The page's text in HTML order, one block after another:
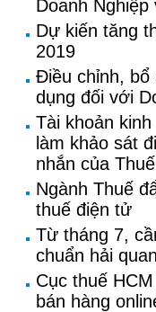
Doanh
Dự kiến tăng
2019
Điều chỉnh, bổ
dụng đối với
Tài khoản
làm khảo sát
nhắn của Thuế
Ngành Thuế
thuế điện tử
Từ tháng 7,
chuẩn hải
Cục thuế
bán hàng